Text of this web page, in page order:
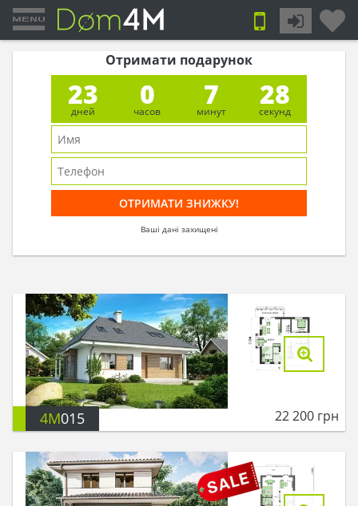
Отримати подарунок
23
дней
0
часов
7
минут
27
секунд
Ваші дані захищені
4M015 22 200 грн